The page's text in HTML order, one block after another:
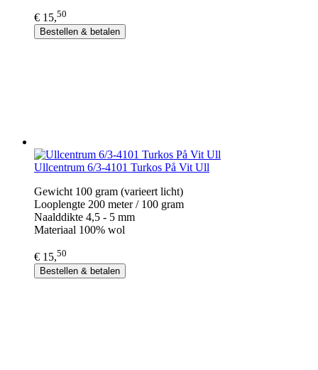
€ 15,50
Bestellen & betalen
Ullcentrum 6/3-4101 Turkos På Vit Ull
Gewicht 100 gram (varieert licht)
Looplengte 200 meter / 100 gram
Naalddikte 4,5 - 5 mm
Materiaal 100% wol
€ 15,50
Bestellen & betalen